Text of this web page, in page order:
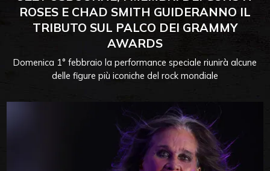
ROSES E CHAD SMITH GUIDERANNO IL
TRIBUTO SUL PALCO DEI GRAMMY
AWARDS
Domenica 1° febbraio la performance speciale riunirà alcune
delle figure più iconiche del rock mondiale